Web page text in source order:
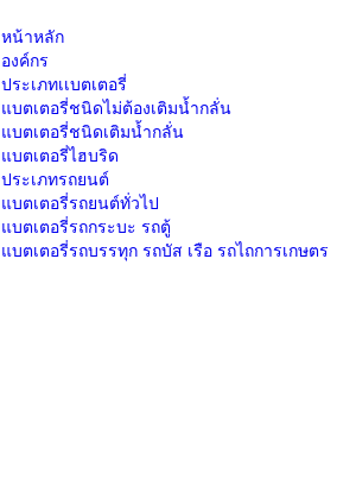
หน้าหลัก
องค์กร
ประเภทเเบตเตอรี่
แบตเตอรี่ชนิดไม่ต้องเติมน้ำกลั่น
แบตเตอรี่ชนิดเติมน้ำกลั่น
แบตเตอรี่ไฮบริด
ประเภทรถยนต์
แบตเตอรี่รถยนต์ทั่วไป
แบตเตอรี่รถกระบะ รถตู้
แบตเตอรี่รถบรรทุก รถบัส เรือ รถไถการเกษตร